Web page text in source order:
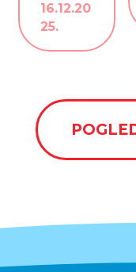
16.12.20
25.